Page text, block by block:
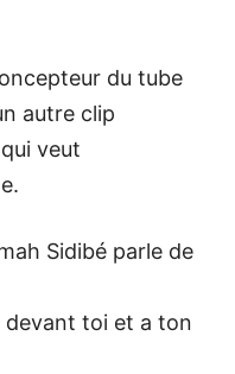
du tube
autre clip
veut
Sidibé parle de
devant toi et a ton